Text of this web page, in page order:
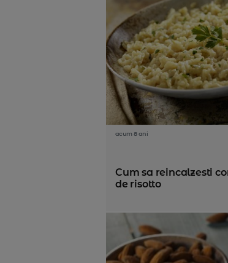
acum 8 ani
Cum sa reincalzesti
de risotto